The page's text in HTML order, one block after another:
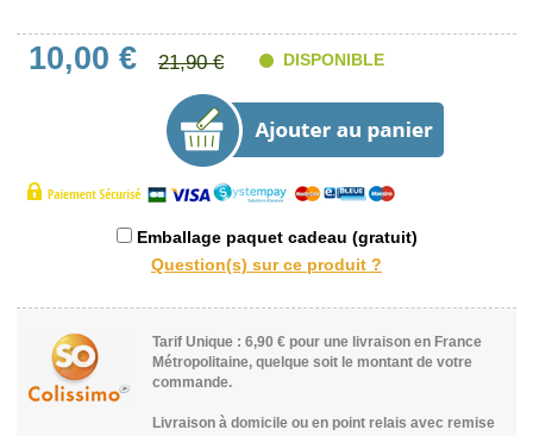
10,00 € 21,90 € DISPONIBLE
Emballage paquet cadeau (gratuit)
Tarif Unique : 6,90 € pour une livraison en France
Métropolitaine, quelque soit le montant de votre
commande.
Livraison à domicile ou en point relais avec remise